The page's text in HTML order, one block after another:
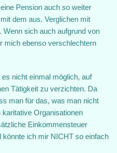
Pension auch so weiter
dem aus. Verglichen mit
Wenn sich auch aufgrund von
mich ebenso verschlechtern
nicht einmal möglich, auf
Tätigkeit zu verzichten. Da
man für das, was man nicht
Organisationen
Einkommensteuer
ich mir NICHT so einfach